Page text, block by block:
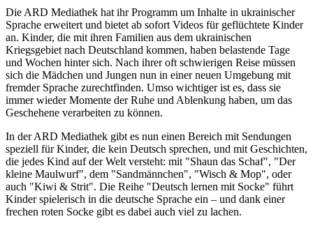
Die ARD Mediathek hat ihr Programm um Inhalte in ukrainischer
Sprache erweitert und bietet ab sofort Videos für geflüchtete Kinder
an. Kinder, die mit ihren Familien aus dem ukrainischen
Kriegsgebiet nach Deutschland kommen, haben belastende Tage
und Wochen hinter sich. Nach ihrer oft schwierigen Reise müssen
sich die Mädchen und Jungen nun in einer neuen Umgebung mit
fremder Sprache zurechtfinden. Umso wichtiger ist es, dass sie
immer wieder Momente der Ruhe und Ablenkung haben, um das
Geschehene verarbeiten zu können.
In der ARD Mediathek gibt es nun einen Bereich mit Sendungen
speziell für Kinder, die kein Deutsch sprechen, und mit Geschichten,
die jedes Kind auf der Welt versteht: mit "Shaun das Schaf", "Der
kleine Maulwurf", dem "Sandmännchen", "Wisch & Mop", oder
auch "Kiwi & Strit". Die Reihe "Deutsch lernen mit Socke" führt
Kinder spielerisch in die deutsche Sprache ein – und dank einer
frechen roten Socke gibt es dabei auch viel zu lachen.